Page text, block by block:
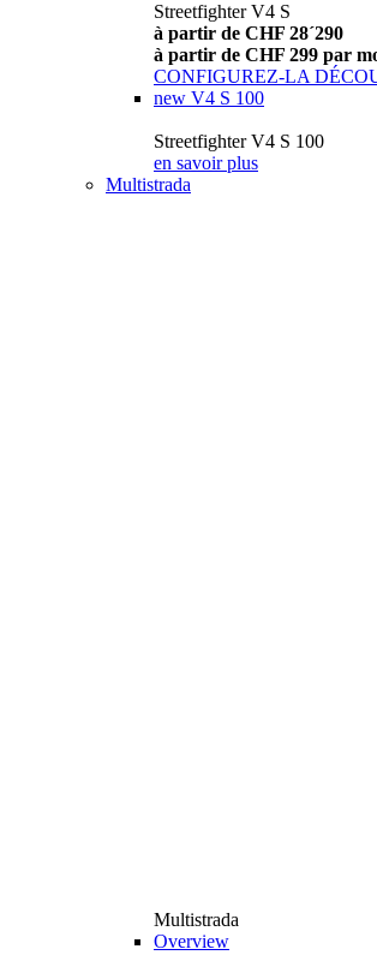
Streetfighter V4 S
à partir de CHF 28´290
à partir de CHF 299 par
CONFIGUREZ-LA
new V4 S 100
Streetfighter V4 S 100
en savoir plus
Multistrada
Multistrada
Overview